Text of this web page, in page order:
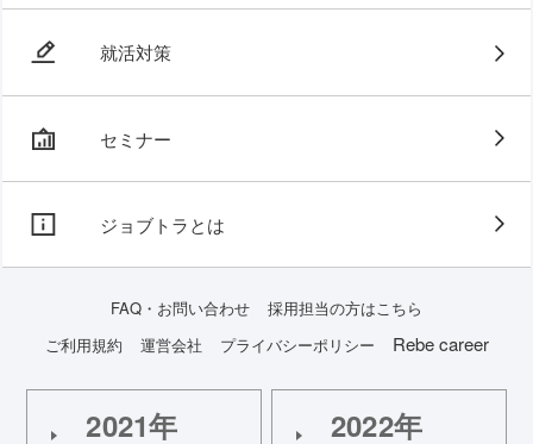
就活対策
セミナー
ジョブトラとは
FAQ・お問い合わせ
採用担当の方はこちら
ご利用規約
運営会社 プライバシーポリシー Rebe career
2021年 2022年